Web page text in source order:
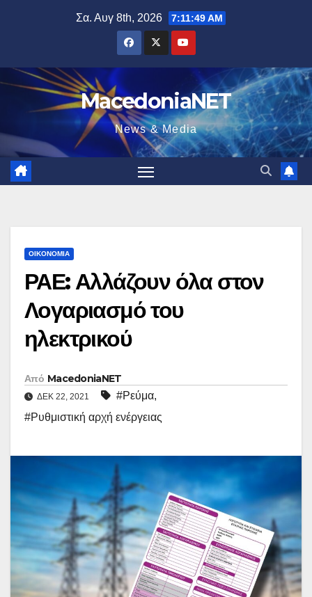
Σα. Αυγ 8th, 2026 7:11:51 AM
MacedoniaNET
News & Media
ΟΙΚΟΝΟΜΊΑ
ΡΑΕ: Αλλάζουν όλα στον
Λογαριασμό του
ηλεκτρικού
Από MacedoniaNET
ΔΕΚ 22, 2021 #Ρεύμα,
#Ρυθμιστική αρχή ενέργειας